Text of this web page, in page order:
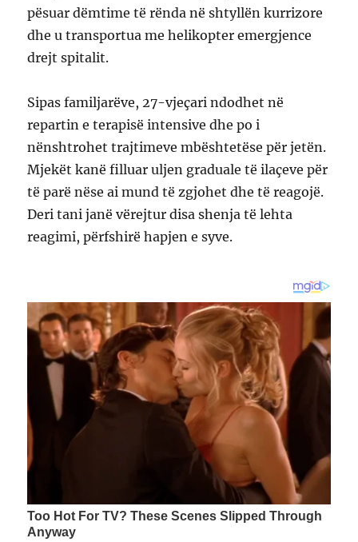
pësuar dëmtime të rënda në shtyllën kurrizore
dhe u transportua me helikopter emergjence
drejt spitalit.
Sipas familjarëve, 27-vjeçari ndodhet në
repartin e terapisë intensive dhe po i
nënshtrohet trajtimeve mbështetëse për jetën.
Mjekët kanë filluar uljen graduale të ilaçeve për
të parë nëse ai mund të zgjohet dhe të reagojë.
Deri tani janë vërejtur disa shenja të lehta
reagimi, përfshirë hapjen e syve.